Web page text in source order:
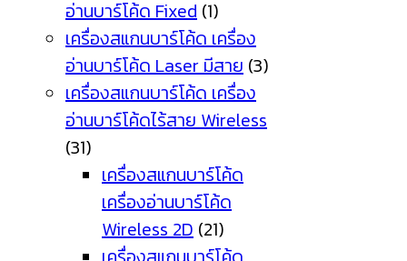
อ่านบาร์โค้ด Fixed (1)
เครื่องสแกนบาร์โค้ด เครื่อง
อ่านบาร์โค้ด Laser มีสาย (3)
เครื่องสแกนบาร์โค้ด เครื่อง
อ่านบาร์โค้ดไร้สาย Wireless
(31)
เครื่องสแกนบาร์โค้ด
เครื่องอ่านบาร์โค้ด
Wireless 2D (21)